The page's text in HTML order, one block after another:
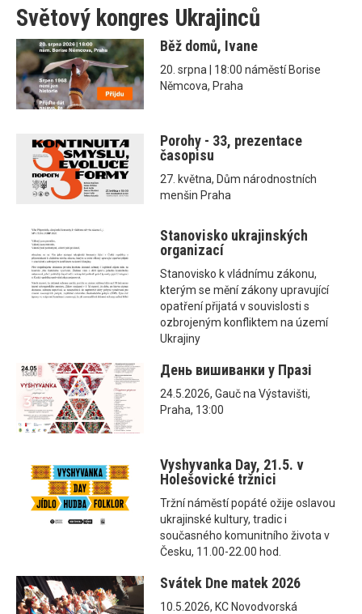
Světový kongres Ukrajinců
Běž domů, Ivane
20. srpna | 18:00 náměstí Borise
Němcova, Praha
Porohy - 33, prezentace
časopisu
27. května, Dům národnostních
menšin Praha
Stanovisko ukrajinských
organizací
Stanovisko k vládnímu zákonu,
kterým se mění zákony upravující
opatření přijatá v souvislosti s
ozbrojeným konfliktem na území
Ukrajiny
День вишиванки у Празі
24.5.2026, Gauč na Výstavišti,
Praha, 13:00
Vyshyvanka Day, 21.5. v
Holešovické tržnici
Tržní náměstí popáté ožije oslavou
ukrajinské kultury, tradic i
současného komunitního života v
Česku, 11.00-22.00 hod.
Svátek Dne matek 2026
10.5.2026, KC Novodvorská